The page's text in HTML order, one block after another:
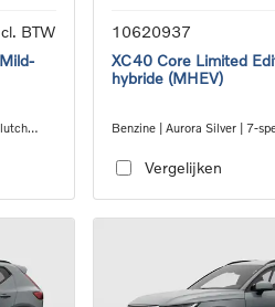
BTW
10620937
XC40 Core Limited
hybride (MHEV)
Benzine | Aurora Silver | 7-
Vergelijken